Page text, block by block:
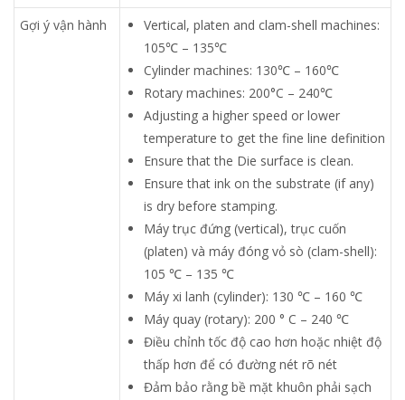
Gợi ý vận hành
Vertical, platen and clam-shell machines:
105℃ – 135℃
Cylinder machines: 130℃ – 160℃
Rotary machines: 200°C – 240℃
Adjusting a higher speed or lower
temperature to get the fine line definition
Ensure that the Die surface is clean.
Ensure that ink on the substrate (if any)
is dry before stamping.
Máy trục đứng (vertical), trục cuốn
(platen) và máy đóng vỏ sò (clam-shell):
105 ℃ – 135 ℃
Máy xi lanh (cylinder): 130 ℃ – 160 ℃
Máy quay (rotary): 200 ° C – 240 ℃
Điều chỉnh tốc độ cao hơn hoặc nhiệt độ
thấp hơn để có đường nét rõ nét
Đảm bảo rằng bề mặt khuôn phải sạch